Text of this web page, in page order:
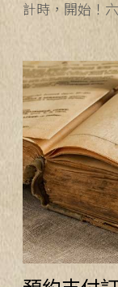
計時，開始！
始的逃出台中
「可離線」、
逃脫＋科技」
學習」。